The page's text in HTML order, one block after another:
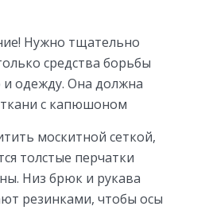
Нужно тщательно
средства борьбы
одежду. Она должна
с капюшоном
москитной сеткой,
толстые перчатки
Низ брюк и рукава
резинками, чтобы осы